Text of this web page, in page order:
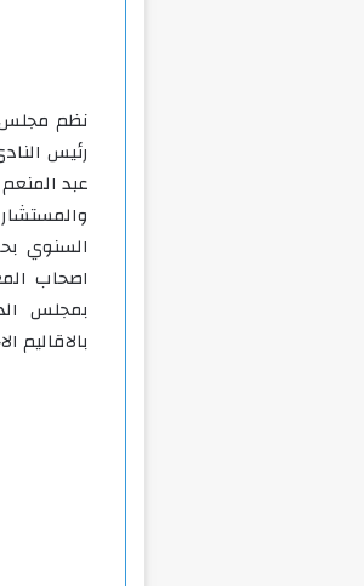
نظم مجلس
رئيس
عبد
السنوي
اصحاب
بمجلس
بالاقاليم